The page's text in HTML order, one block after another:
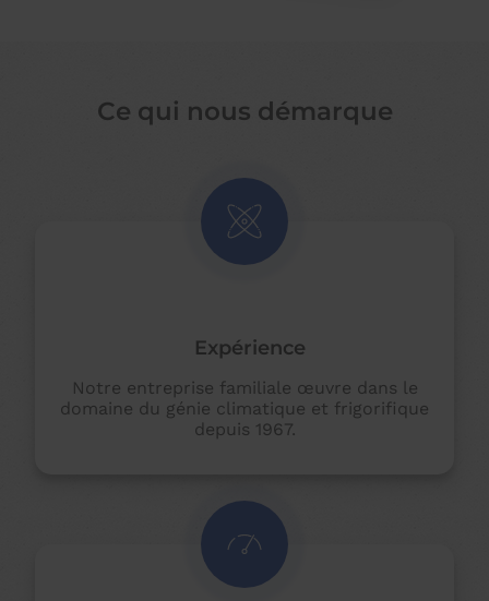
Ce qui nous démarque
Expérience
Notre entreprise familiale œuvre dans le
domaine du génie climatique et frigorifique
depuis 1967.